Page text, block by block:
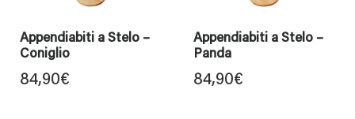
Appendiabiti a Stelo –
Coniglio
84,90€
Appendiabiti a Stelo –
Panda
84,90€